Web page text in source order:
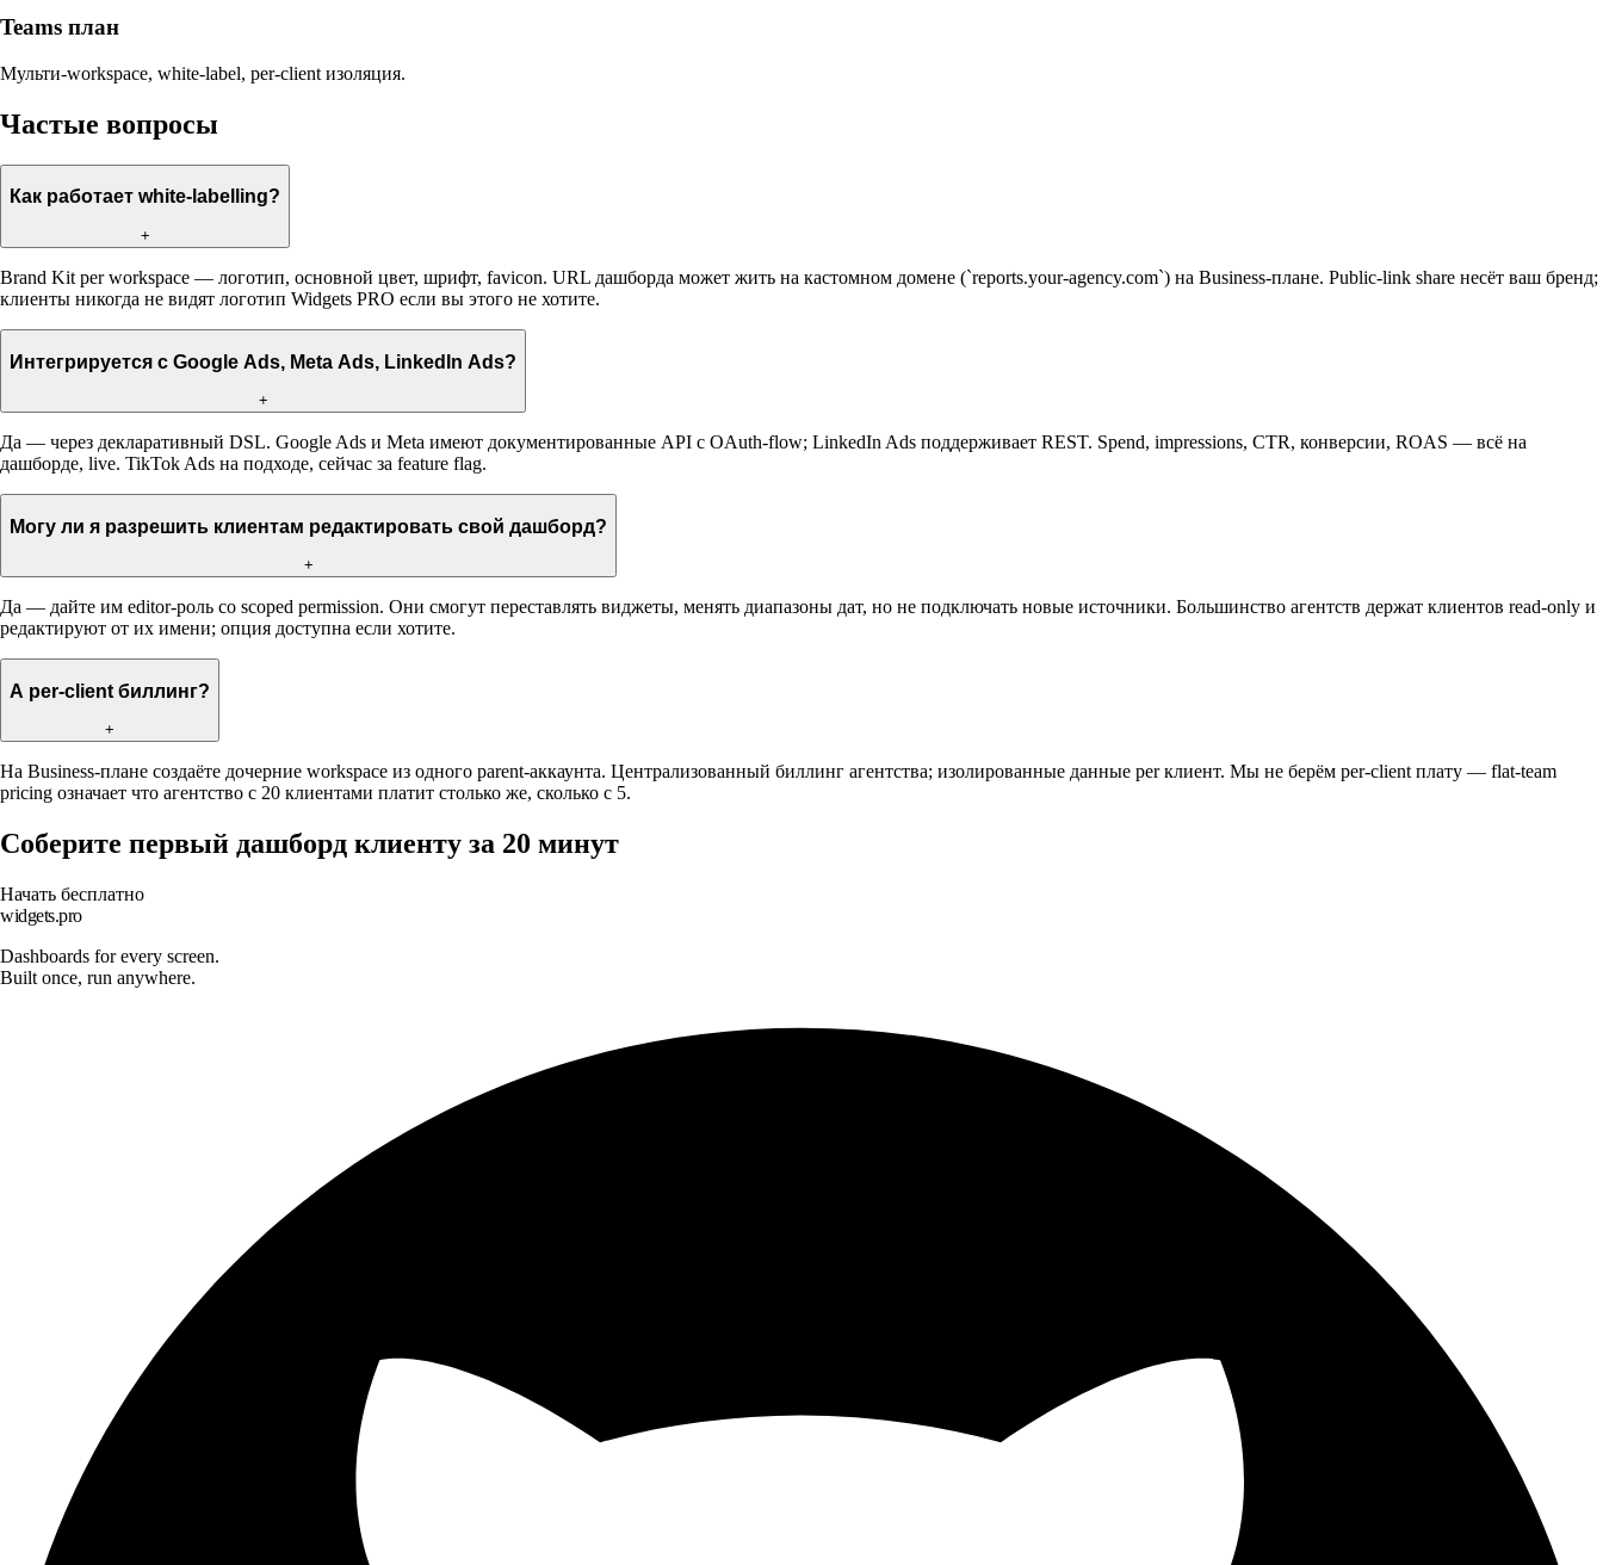
Teams план
Мульти-workspace, white-label, per-client изоляция.
Частые вопросы
Как работает white-labelling?
+
Brand Kit per workspace — логотип, основной цвет, шрифт, favicon. URL дашборда может жить на кастомном домене (`reports.your-agency.com`) на Business-плане. Public-link share несёт ваш бренд;
клиенты никогда не видят логотип Widgets PRO если вы этого не хотите.
Интегрируется с Google Ads, Meta Ads, LinkedIn Ads?
+
Да — через декларативный DSL. Google Ads и Meta имеют документированные API с OAuth-flow; LinkedIn Ads поддерживает REST. Spend, impressions, CTR, конверсии, ROAS — всё на
дашборде, live. TikTok Ads на подходе, сейчас за feature flag.
Могу ли я разрешить клиентам редактировать свой дашборд?
+
Да — дайте им editor-роль со scoped permission. Они смогут переставлять виджеты, менять диапазоны дат, но не подключать новые источники. Большинство агентств держат клиентов read-only и
редактируют от их имени; опция доступна если хотите.
А per-client биллинг?
+
На Business-плане создаёте дочерние workspace из одного parent-аккаунта. Централизованный биллинг агентства; изолированные данные per клиент. Мы не берём per-client плату — flat-team
pricing означает что агентство с 20 клиентами платит столько же, сколько с 5.
Соберите первый дашборд клиенту за 20 минут
Начать бесплатно
widgets.pro
Dashboards for every screen.
Built once, run anywhere.